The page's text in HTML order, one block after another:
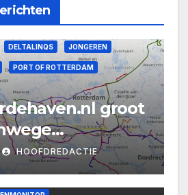
DELTALINQS JONGEREN
PORT OF ROTTERDAM
groot
HOOFDREDACTIE